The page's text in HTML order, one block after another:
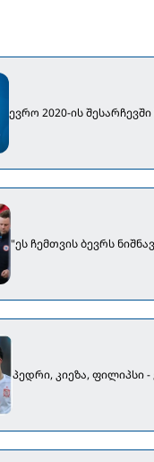
ევრო 2020-ის
"ეს ჩემთვის ბევრს
პედრი, კიეზა, ფილიპსი -